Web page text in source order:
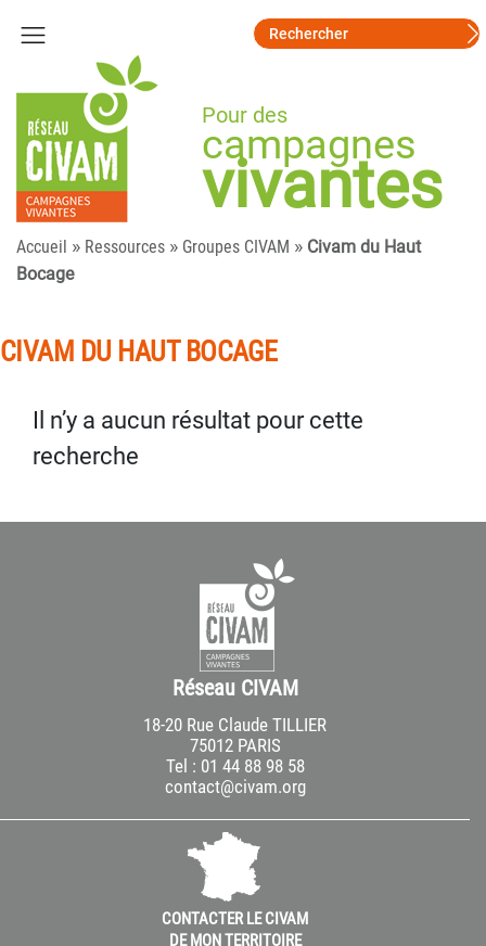
Pour des
campagnes
vivantes
Accueil » Ressources » Groupes CIVAM » Civam du Haut
Bocage
CIVAM DU HAUT BOCAGE
Il n’y a aucun résultat pour cette
recherche
Réseau CIVAM
18-20 Rue Claude TILLIER
75012 PARIS
Tel : 01 44 88 98 58
contact@civam.org
CONTACTER LE CIVAM
DE MON TERRITOIRE